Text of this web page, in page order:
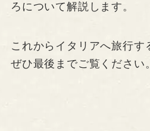
ろについて解説します。
これからイタリアへ旅行す
ぜひ最後までご覧ください。